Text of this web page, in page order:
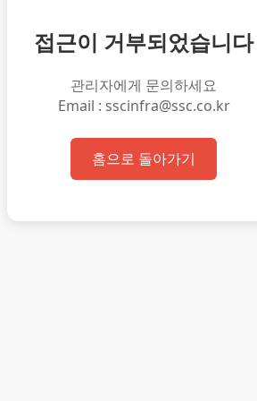
접근이 거부되었습니다
관리자에게 문의하세요
Email : sscinfra@ssc.co.kr
홈으로 돌아가기